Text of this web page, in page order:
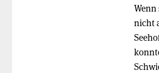
nicht